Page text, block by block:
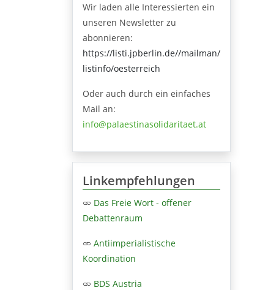
Wir laden alle Interessierten ein
unseren Newsletter zu
abonnieren:
https://listi.jpberlin.de//mailman/
listinfo/oesterreich
Oder auch durch ein einfaches
Mail an:
info@palaestinasolidaritaet.at
Linkempfehlungen
Das Freie Wort - offener
Debattenraum
Antiimperialistische
Koordination
BDS Austria